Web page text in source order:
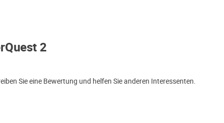
2
Sie eine Bewertung und helfen Sie anderen Interessenten.